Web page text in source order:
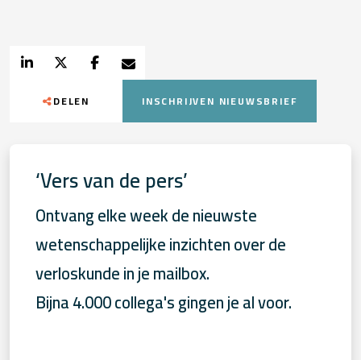
DELEN INSCHRIJVEN NIEUWSBRIEF
‘Vers van de pers’
Ontvang elke week de nieuwste
wetenschappelijke inzichten over de
verloskunde in je mailbox.
Bijna 4.000 collega's gingen je al voor.